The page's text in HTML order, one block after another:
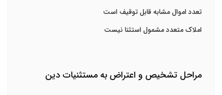
تعدد اموال مشابه قابل توقیف است
املاک متعدد مشمول استثنا نیست
مراحل تشخیص و اعتراض به مستثنیات دین